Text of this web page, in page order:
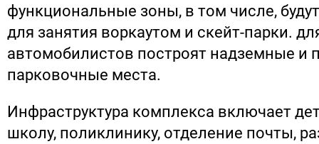
функциональные зоны, в том числе,
для занятия воркаутом и скейт-парки.
автомобилистов построят надземные и
парковочные места.
Инфраструктура комплекса включает
школу, поликлинику, отделение почты,